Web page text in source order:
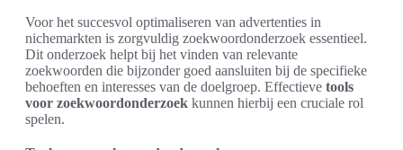
Voor het succesvol optimaliseren van advertenties in
nichemarkten is zorgvuldig zoekwoordonderzoek essentieel.
Dit onderzoek helpt bij het vinden van relevante
zoekwoorden die bijzonder goed aansluiten bij de specifieke
behoeften en interesses van de doelgroep. Effectieve tools
voor zoekwoordonderzoek kunnen hierbij een cruciale rol
spelen.